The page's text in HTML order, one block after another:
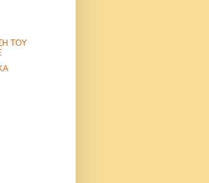
ΤΟΥ